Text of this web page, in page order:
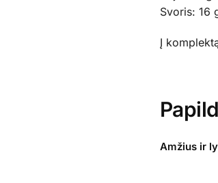
Svoris: 16
Į
Amžius ir